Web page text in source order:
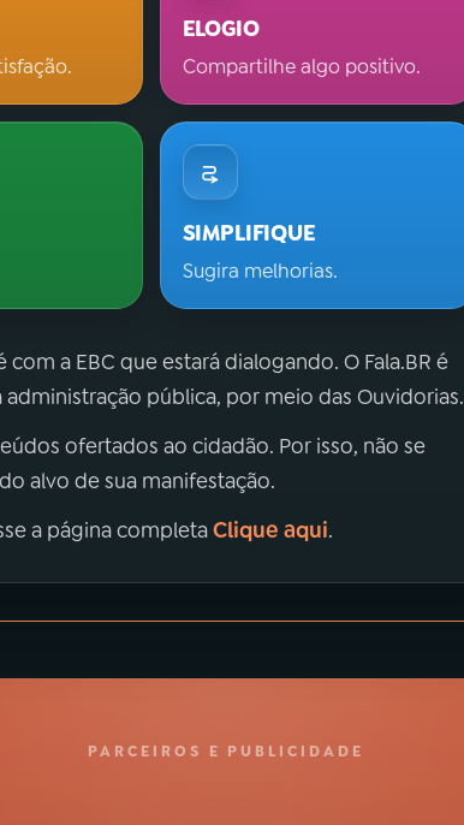
ELOGIO
Compartilhe algo positivo.
SIMPLIFIQUE
Sugira melhorias.
a EBC que estará dialogando. O Fala.BR é
pública, por meio das Ouvidorias.
ofertados ao cidadão. Por isso, não se
alvo de sua manifestação.
a página completaClique aqui.
PARCEIROS E PUBLICIDADE